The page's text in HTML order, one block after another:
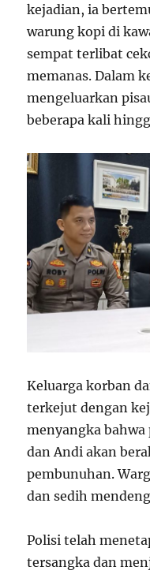
kejadian, ia
warung kopi di
sempat terlibat
memanas. Dalam
mengeluarkan
beberapa kali
Keluarga korban
terkejut dengan
menyangka
dan Andi akan
pembunuhan.
dan sedih
Polisi telah
tersangka dan